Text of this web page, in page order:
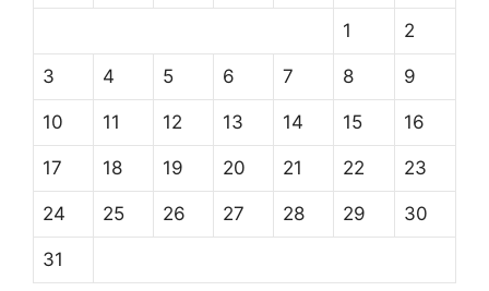
1 2
3 4 5 6 7 8 9
10 11 12 13 14 15 16
17 18 19 20 21 22 23
24 25 26 27 28 29 30
31